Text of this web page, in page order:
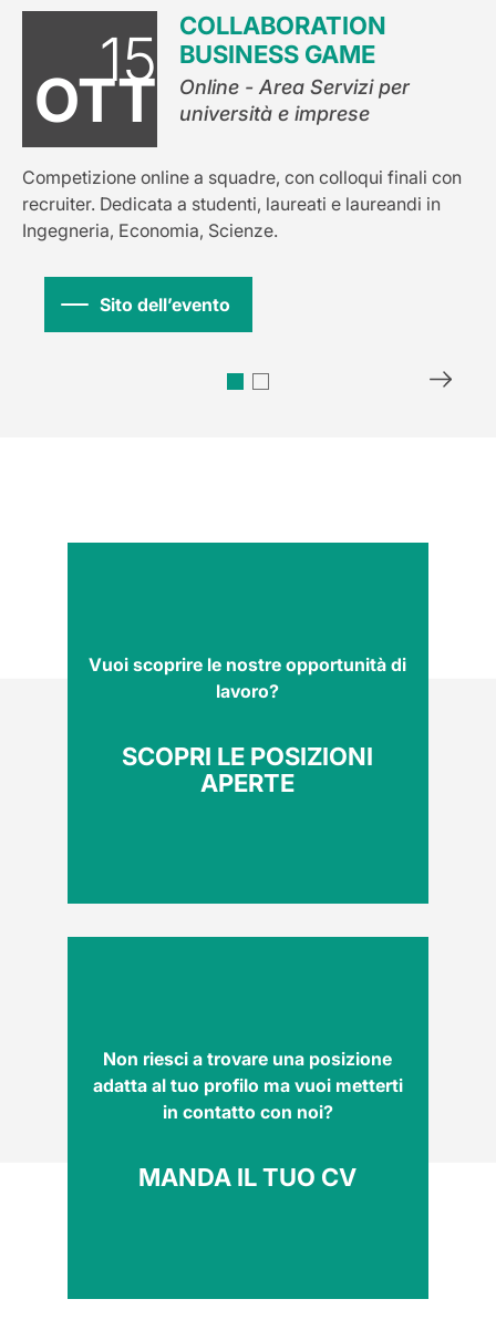
15
OTT
COLLABORATION
BUSINESS GAME
Online - Area Servizi per
università e imprese
Competizione online a squadre, con colloqui finali con
recruiter. Dedicata a studenti, laureati e laureandi in
Ingegneria, Economia, Scienze.
Sito dell’evento
Vuoi scoprire le nostre opportunità di
lavoro?
SCOPRI LE POSIZIONI
APERTE
Non riesci a trovare una posizione
adatta al tuo profilo ma vuoi metterti
in contatto con noi?
MANDA IL TUO CV